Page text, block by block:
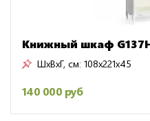
Книжный шкаф
ШxВxГ, см: 108x221x45
140 000 руб